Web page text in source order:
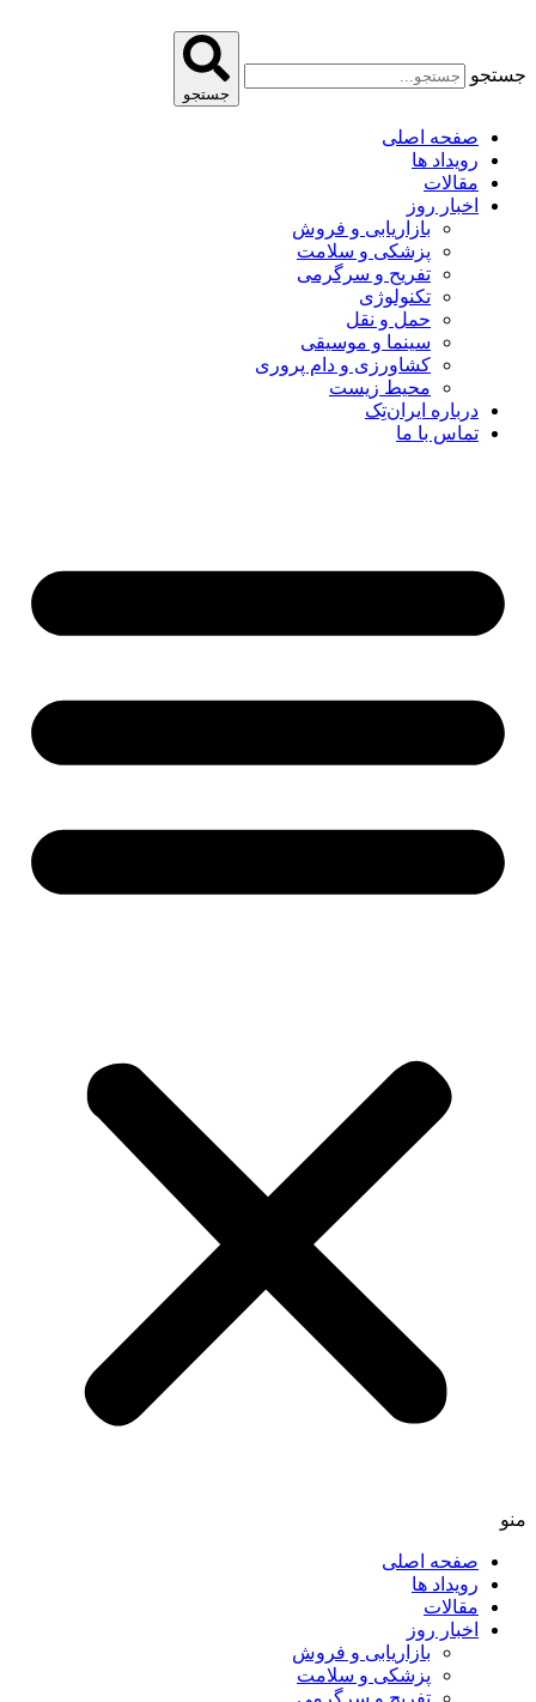
جستجو
جستجو
صفحه اصلی
رویداد ها
مقالات
اخبار روز
بازاریابی و فروش
پزشکی و سلامت
تفریح و سرگرمی
تکنولوژی
حمل و نقل
سینما و موسیقی
کشاورزی و دام پروری
محیط زیست
درباره ایران‌تِک
تماس با ما
منو
صفحه اصلی
رویداد ها
مقالات
اخبار روز
بازاریابی و فروش
پزشکی و سلامت
تفریح و سرگرمی